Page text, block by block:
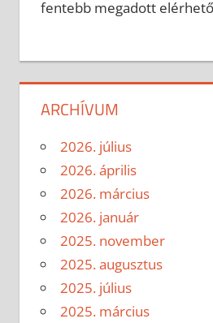
fentebb megadott
ARCHÍVUM
2026. július
2026. április
2026. március
2026. január
2025. november
2025. augusztus
2025. július
2025. március